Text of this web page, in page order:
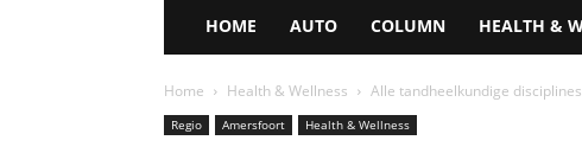
HOME AUTO COLUMN HEALTH &
Home Health & Wellness Alle tandheelkundige
Regio Amersfoort Health & Wellness